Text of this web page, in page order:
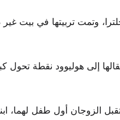
نوفمبر 1987. والدها من سندرلاند في إنجلترا، وتمت تربيتها في
إلى هوليوود نقطة تحول
استقبل الزوجان أول طفل لهما،